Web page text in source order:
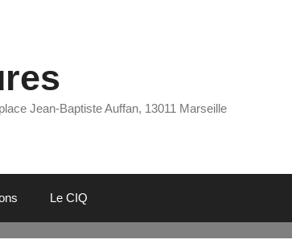
Jean-Baptiste Auffan, 13011 Marseille
Le CIQ